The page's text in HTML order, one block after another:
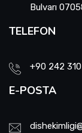
Bulvarı
TELEFON
+90 242
E-POSTA